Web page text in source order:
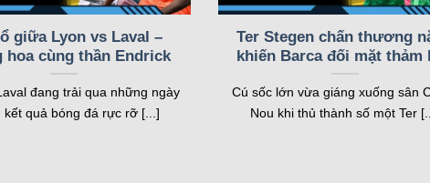
cầu của cả người hâm mộ và cược thủ. Dưới đây là những
Hãy cùng khám phá chi tiết từng tính năng này.
giây
theo dõi tỷ số trận đấu theo thời gian thực. Ngay khi có bàn
giữa Lyon vs Laval –
hoa cùng thần Endrick
đang trải qua những ngày
kết quả bóng đá rực rỡ [...]
Ter Stegen chấn thương
khiến Barca đối mặt thảm
Cú sốc lớn vừa giáng xuống sân
Nou khi thủ thành số một Ter